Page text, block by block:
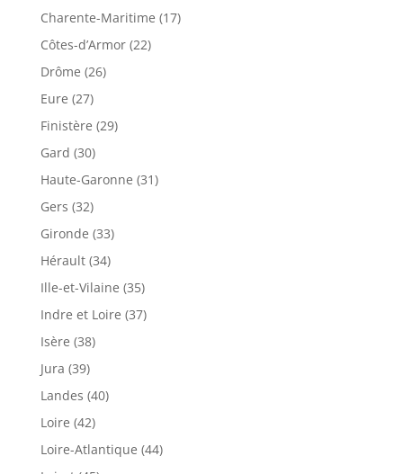
Charente-Maritime (17)
Côtes-d’Armor (22)
Drôme (26)
Eure (27)
Finistère (29)
Gard (30)
Haute-Garonne (31)
Gers (32)
Gironde (33)
Hérault (34)
Ille-et-Vilaine (35)
Indre et Loire (37)
Isère (38)
Jura (39)
Landes (40)
Loire (42)
Loire-Atlantique (44)